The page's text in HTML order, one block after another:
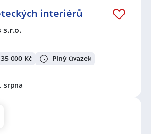
interiérů
s.r.o.
000 Kč Plný úvazek
srpna